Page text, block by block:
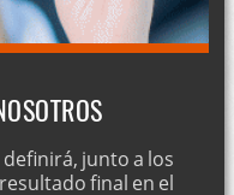
junto a los
final en el